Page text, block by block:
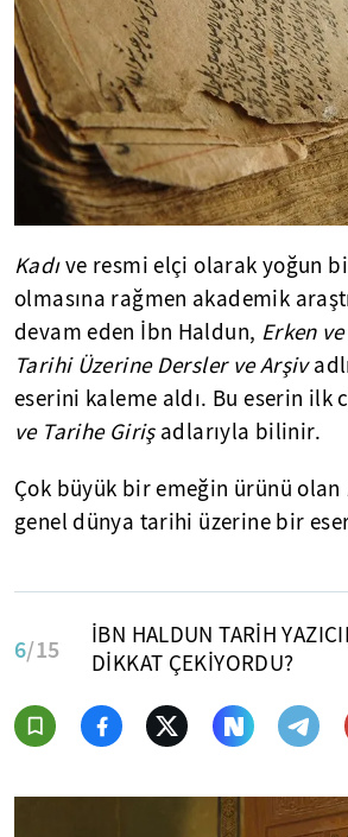
Kadıve resmi elçi olarak yoğun
olmasına rağmen akademik
devam eden İbn Haldun, Erken
Tarihi Üzerine Dersler ve Arşiv
eserini kaleme aldı. Bu eserin ilk
ve Tarihe Giriş adlarıyla bilinir.
Çok büyük bir emeğin ürünü olan
genel dünya tarihi üzerine bir
6/15
İBN HALDUN TARİH
DİKKAT ÇEKİYORDU?